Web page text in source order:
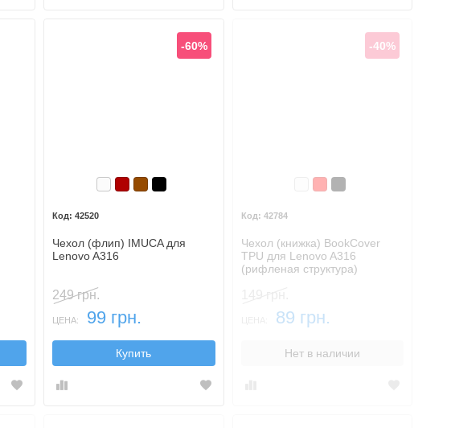
БелыйБордовый
Коричневый
Черный
-60%
42520
Чехол (флип) IMUCA для
Lenovo A316
249 грн.
ЦЕНА: 99 грн.
Купить
Белый
Красный
Черный
-40%
42784
Чехол (книжка) BookCover
TPU для Lenovo A316
(рифленая структура)
89 грн.
Нет в наличии